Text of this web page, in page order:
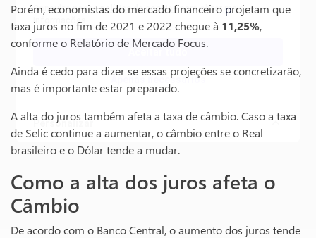
Porém, economistas do mercado financeiro projetam que
taxa juros no fim de 2021 e 2022 chegue à 11,25%,
conforme o Relatório de Mercado Focus.
Ainda é cedo para dizer se essas projeções se concretizarão,
mas é importante estar preparado.
A alta do juros também afeta a taxa de câmbio. Caso a taxa
de Selic continue a aumentar, o câmbio entre o Real
brasileiro e o Dólar tende a mudar.
Como a alta dos juros afeta o
Câmbio
De acordo com o Banco Central, o aumento dos juros tende
Consulte nossapolítica de cookiespara obter mais
informações.
Apenas necessários
Personalizar